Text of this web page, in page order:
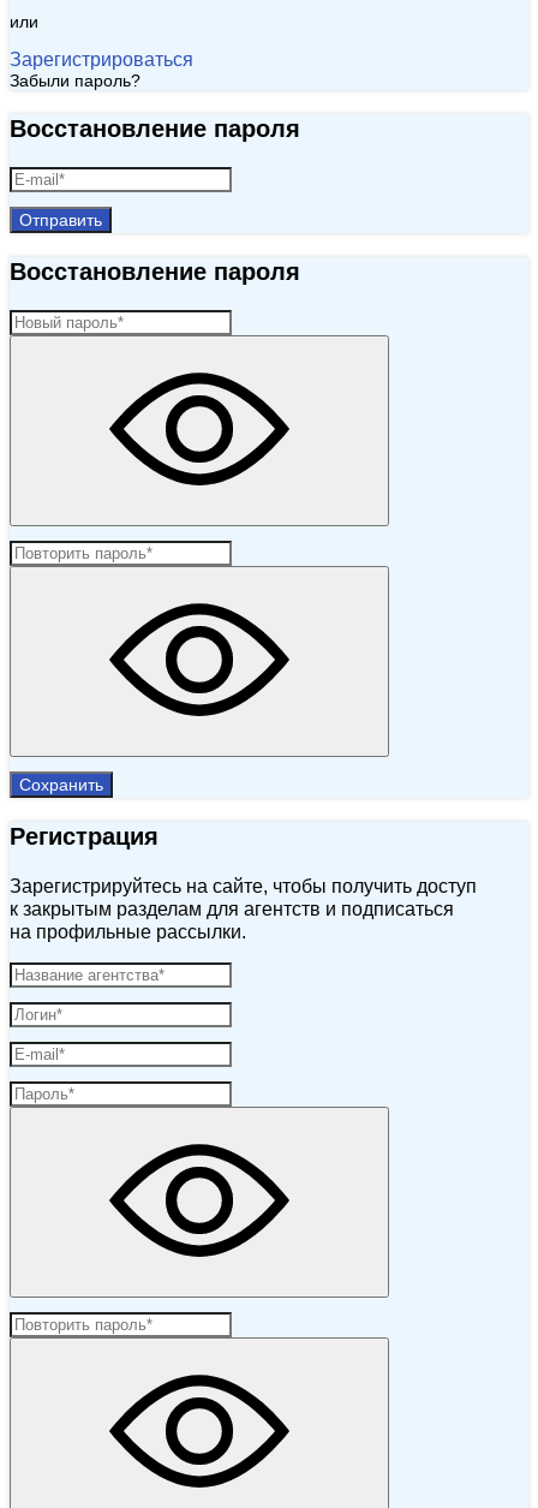
или
Зарегистрироваться
Забыли пароль?
Восстановление пароля
Отправить
Восстановление пароля
Сохранить
Регистрация
Зарегистрируйтесь на сайте, чтобы получить доступ
к закрытым разделам для агентств и подписаться
на профильные рассылки.